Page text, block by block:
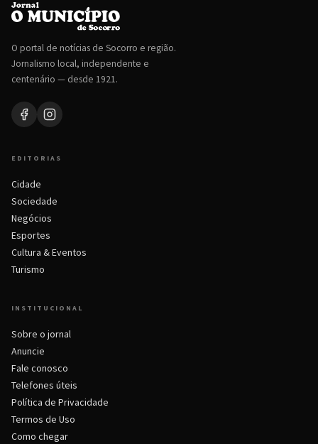
O portal de notícias de Socorro e região.
Jornalismo local, independente e
centenário — desde 1921.
EDITORIAS
Cidade
Sociedade
Negócios
Esportes
Cultura & Eventos
Turismo
INSTITUCIONAL
Sobre o jornal
Anuncie
Fale conosco
Telefones úteis
Política de Privacidade
Termos de Uso
Como chegar